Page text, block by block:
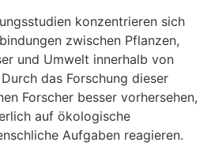
konzentrieren sich
zwischen Pflanzen,
und Umwelt innerhalb von
das Forschung dieser
Forscher besser vorhersehen,
auf ökologische
Aufgaben reagieren.